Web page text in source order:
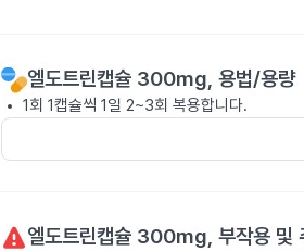
엘도트린캡슐 300mg, 용법/용량
1회 1캡슐씩 1일 2~3회 복용합니다.
엘도트린캡슐 300mg, 부작용 및